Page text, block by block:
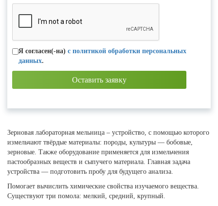
Я согласен(-на) с политикой обработки персональных
данных.
Зерновая лабораторная мельница – устройство, с помощью которого
измельчают твёрдые материалы: породы, культуры — бобовые,
зерновые. Также оборудование применяется для измельчения
пастообразных веществ и сыпучего материала. Главная задача
устройства — подготовить пробу для будущего анализа.
Помогает вычислить химические свойства изучаемого вещества.
Существуют три помола: мелкий, средний, крупный.